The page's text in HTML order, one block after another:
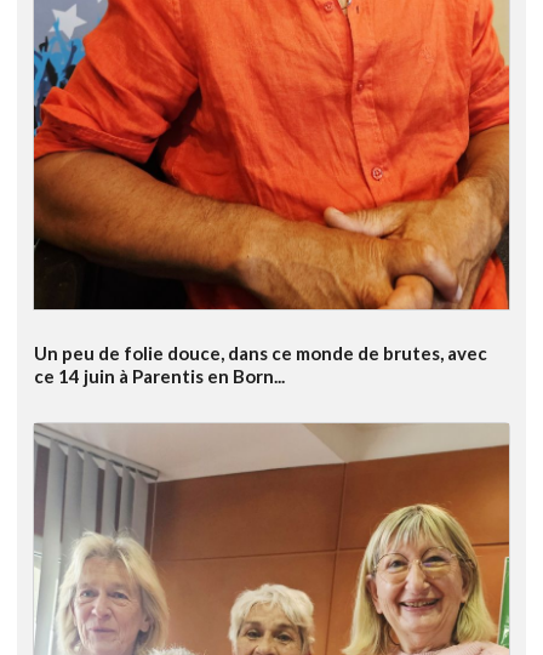
Un peu de folie douce, dans ce monde de brutes, avec
ce 14 juin à Parentis en Born...